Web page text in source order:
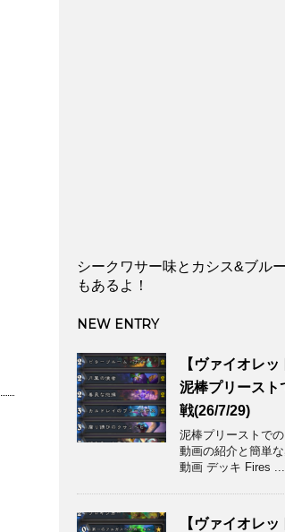
シークワサー味とカシス&ブル
もあるよ！
NEW ENTRY
【ヴァイオレッ
泥棒プリースト
戦(26/7/29)
泥棒プリーストで
動画の紹介と簡単な
動画 デッキ Fires ...
【ヴァイオレッ